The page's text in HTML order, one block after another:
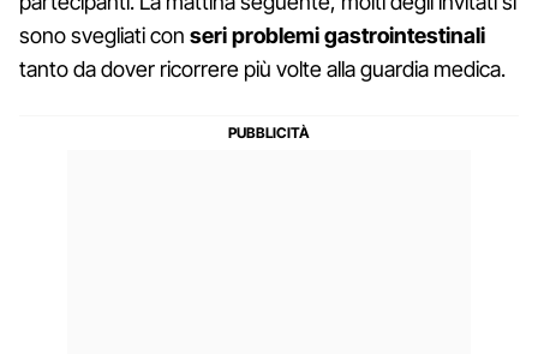
sono svegliati con seri problemi gastrointestinali
tanto da dover ricorrere più volte alla guardia medica.